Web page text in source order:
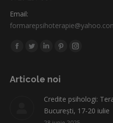
Email:
Find us on:
Facebook
opens
Twitter
opens
window
Linkedin
opens
new
window
Pinterest
opens
new
window
Instagram
new
window
Articole noi
Credite psihologi:
București, 17-20 iulie